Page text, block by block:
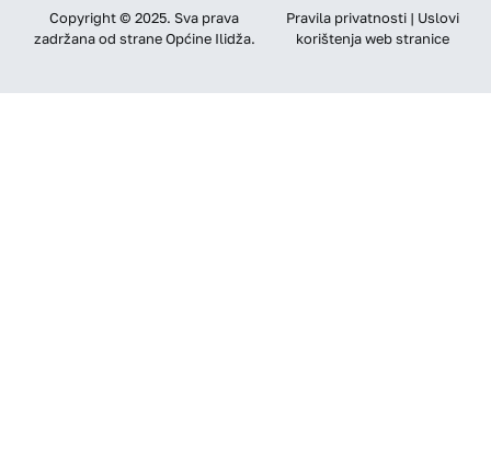
Copyright © 2025. Sva prava
zadržana od strane Općine Ilidža.
Pravila privatnosti | Uslovi
korištenja web stranice